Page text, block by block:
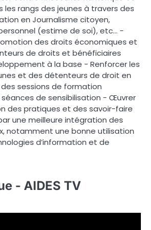
les rangs des jeunes à travers des
en Journalisme citoyen,
(estime de soi), etc… -
des droits économiques et
de droits et bénéficiaires
à la base - Renforcer les
et des détenteurs de droit en
sessions de formation
de sensibilisation - Œuvrer
des pratiques et des savoir-faire
une meilleure intégration des
notamment une bonne utilisation
d’information et de
- AIDES TV